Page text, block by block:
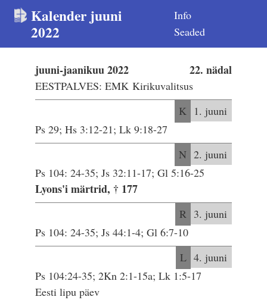
Kalender juuni
2022
Info
Seaded
22. nädal
juuni-jaanikuu 2022
EESTPALVES: EMK Kirikuvalitsus
K 1. juuni
Ps 29; Hs 3:12-21; Lk 9:18-27
N 2. juuni
Ps 104: 24-35; Js 32:11-17; Gl 5:16-25
Lyons'i märtrid, † 177
R 3. juuni
Ps 104: 24-35; Js 44:1-4; Gl 6:7-10
L 4. juuni
Ps 104:24-35; 2Kn 2:1-15a; Lk 1:5-17
Eesti lipu päev